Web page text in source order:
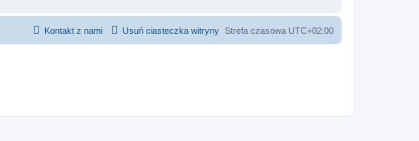
Strefa czasowa UTC+02:00
Usuń ciasteczka witryny
Kontakt z nami